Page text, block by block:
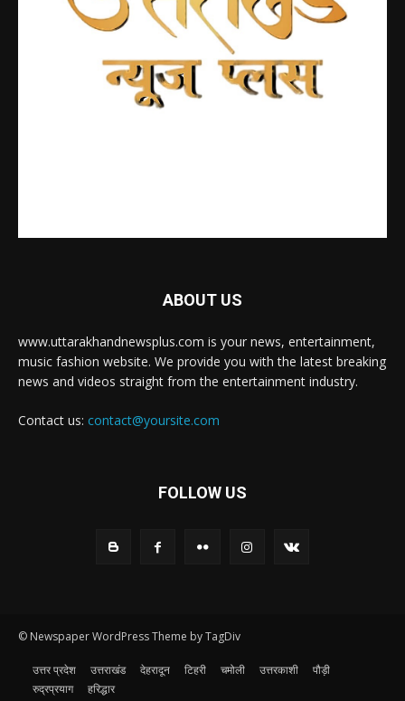
ABOUT US
www.uttarakhandnewsplus.com is your news, entertainment,
music fashion website. We provide you with the latest breaking
news and videos straight from the entertainment industry.
Contact us: contact@yoursite.com
FOLLOW US
© Newspaper WordPress Theme by TagDiv
उत्तर प्रदेश उत्तराखंड देहरादून टिहरी चमोली उत्तरकाशी
पौड़ी
रुद्रप्रयाग
हरिद्धार